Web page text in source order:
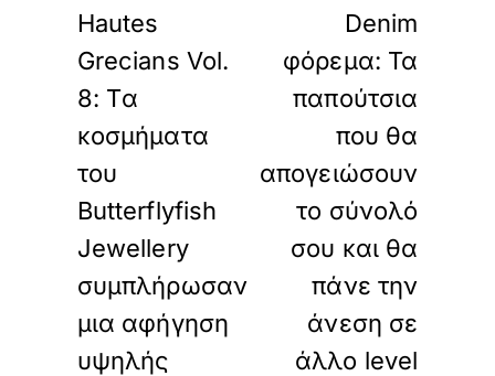
Hautes
Grecians Vol.
8: Tα
κοσμήματα
του
Butterflyfish
Jewellery
συμπλήρωσαν
μια αφήγηση
υψηλής
Denim
φόρεμα: Τα
παπούτσια
που θα
απογειώσουν
το σύνολό
σου και θα
πάνε την
άνεση σε
άλλο level